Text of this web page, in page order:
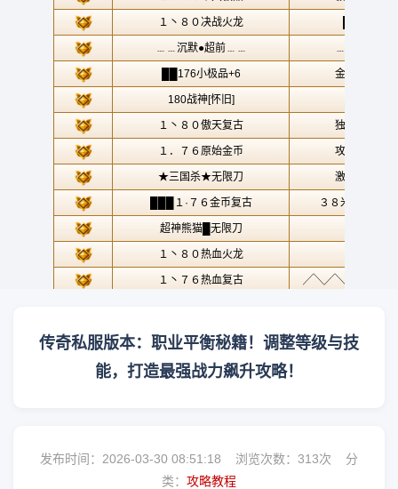
传奇私服版本：职业平衡秘籍！调整等级与技
能，打造最强战力飙升攻略！
发布时间：2026-03-30 08:51:18 浏览次数： 313次 分
类： 攻略教程